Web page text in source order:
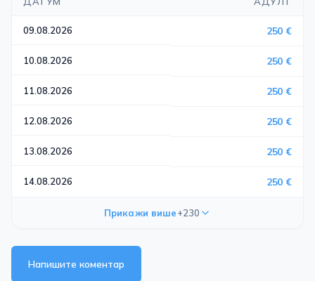
09.08.2026 250 €
10.08.2026 250 €
11.08.2026 250 €
12.08.2026 250 €
13.08.2026 250 €
14.08.2026 250 €
Прикажи више+230
Напишите коментар